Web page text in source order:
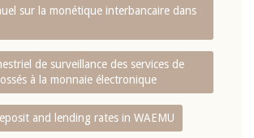
sur la monétique interbancaire dans
de surveillance des services de
à la monnaie électronique
and lending rates in WAEMU